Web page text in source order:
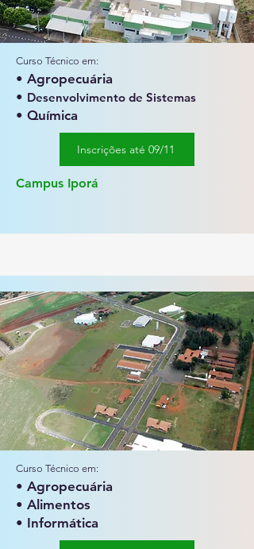
Curso Técnico em:
• Agropecuária
• Desenvolvimento de Sistemas
• Química
Inscrições até 09/11
Campus Iporá
Curso Técnico em:
• Agropecuária
• Alimentos​
• Informática